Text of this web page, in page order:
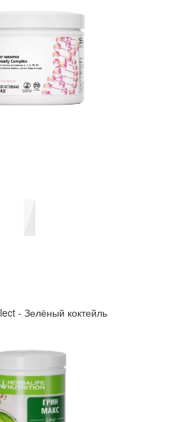
- Зелёный коктейль